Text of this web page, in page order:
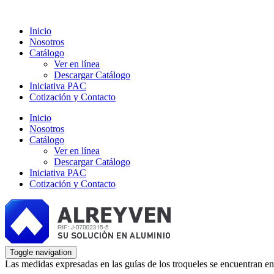
Inicio
Nosotros
Catálogo
Ver en línea
Descargar Catálogo
Iniciativa PAC
Cotización y Contacto
Inicio
Nosotros
Catálogo
Ver en línea
Descargar Catálogo
Iniciativa PAC
Cotización y Contacto
Toggle navigation
Las medidas expresadas en las guías de los troqueles se encuentran en